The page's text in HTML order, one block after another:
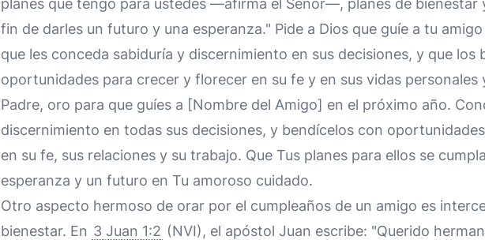
planes que tengo para ustedes —afirma el Señor—, planes de bienestar
fin de darles un futuro y una esperanza." Pide a Dios que guíe a tu
que les conceda sabiduría y discernimiento en sus decisiones, y que los
oportunidades para crecer y florecer en su fe y en sus vidas personales
Padre, oro para que guíes a [Nombre del Amigo] en el próximo año.
discernimiento en todas sus decisiones, y bendícelos con
en su fe, sus relaciones y su trabajo. Que Tus planes para ellos se
esperanza y un futuro en Tu amoroso cuidado.
Otro aspecto hermoso de orar por el cumpleaños de un amigo es
bienestar. En 3 Juan 1:2 (NVI), el apóstol Juan escribe: "Querido